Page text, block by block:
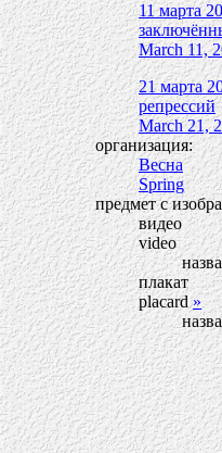
11 марта
March 11,
21 марта
репрессий
March 21,
организация:
Весна
Spring
предмет с
видео
video
плакат
placard»